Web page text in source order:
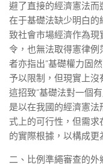
避了直接的經濟憲法而
在于基礎法缺少明白的
致社會市場經濟作為現
令，也無法取得憲律
者亦指出“基礎權力固
予以限制，但現實上沒
這招致“基礎法對一個
是以在我國的經濟憲
式上的可行性，但需求
的實際根據，以構成更
二、比例準繩審查的外